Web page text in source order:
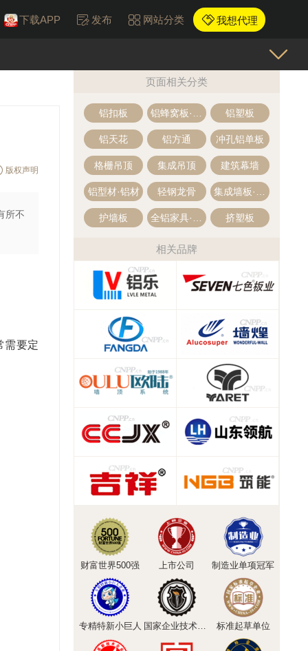
下载APP 发布 网站分类 我想代理
版权声明
所不
需要定
页面相关分类
铝扣板 铝塑板
铝天花 铝方通 冲孔铝单板
格栅吊顶 集成吊顶 建筑幕墙
铝型材·铝材 轻钢龙骨
护墙板 挤塑板
相关品牌
财富世界500强 上市公司 制造业单项冠军
专精特新小巨人 国家企业技术中心 标准起草单位